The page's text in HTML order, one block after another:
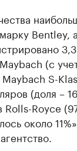
Bentley,
(с
S-
(доля –
Rolls-Royce
около